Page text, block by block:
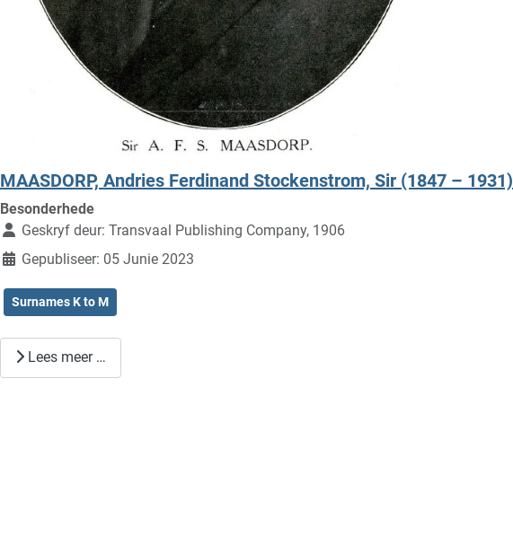
MAASDORP, Andries Ferdinand Stockenstrom, Sir (1847 – 1931)
Besonderhede
Geskryf deur: Transvaal Publishing Company, 1906
Gepubliseer: 05 Junie 2023
Surnames K to M
Lees meer …